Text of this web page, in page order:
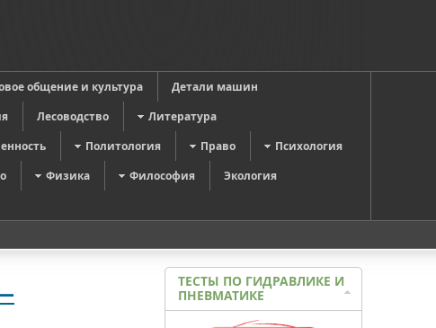
общение и культура
Детали машин
Лесоводство
Литература
Политология Право
Психология
Физика Философия
Экология
ТЕСТЫ ПО ГИДРАВЛИКЕ И
ПНЕВМАТИКЕ